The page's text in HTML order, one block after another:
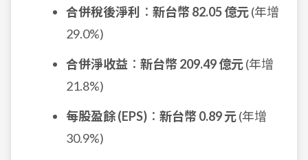
合併稅後淨利 ： 新台幣 82.05 億元(年增
29.0%)
合併淨收益 ： 新台幣 209.49 億元(年增
21.8%)
每股盈餘 (EPS) ： 新台幣 0.89 元(年增
30.9%)